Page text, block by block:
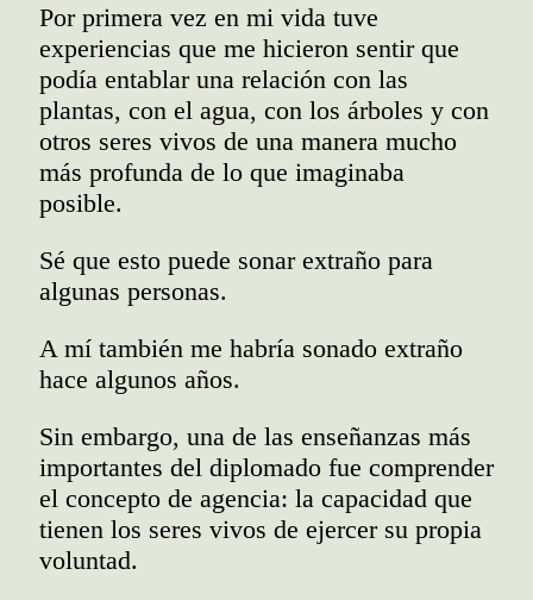
Por primera vez en mi vida tuve
experiencias que me hicieron sentir que
podía entablar una relación con las
plantas, con el agua, con los árboles y con
otros seres vivos de una manera mucho
más profunda de lo que imaginaba
posible.
Sé que esto puede sonar extraño para
algunas personas.
A mí también me habría sonado extraño
hace algunos años.
Sin embargo, una de las enseñanzas más
importantes del diplomado fue comprender
el concepto de agencia: la capacidad que
tienen los seres vivos de ejercer su propia
voluntad.